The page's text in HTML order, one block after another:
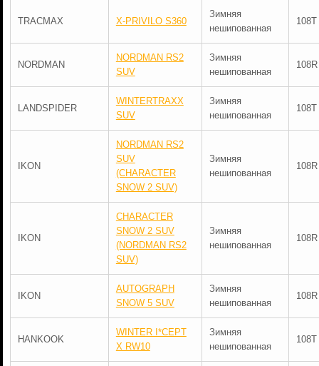
TRACMAX X-PRIVILO S360
Зимняя
нешипованная
108T
NORDMAN
NORDMAN RS2
SUV
Зимняя
нешипованная
108R
LANDSPIDER
WINTERTRAXX
SUV
Зимняя
нешипованная
108T
IKON
NORDMAN RS2
SUV
(CHARACTER
SNOW 2 SUV)
Зимняя
нешипованная
108R
IKON
CHARACTER
SNOW 2 SUV
(NORDMAN RS2
SUV)
Зимняя
нешипованная
108R
IKON
AUTOGRAPH
SNOW 5 SUV
Зимняя
нешипованная
108R
HANKOOK
WINTER I*CEPT
X RW10
Зимняя
нешипованная
108T